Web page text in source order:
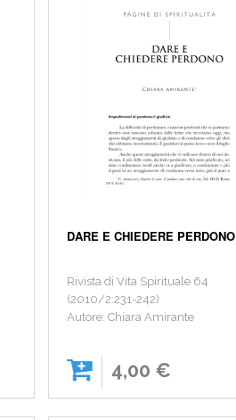
DARE E CHIEDERE PERDONO
Rivista di Vita Spirituale 64
(2010/2:231-242)
Autore: Chiara Amirante
4,00 €